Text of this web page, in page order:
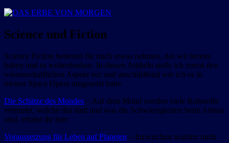
Science und Fiction
Science Fiction bedeutet für mich etwas nehmen, das wir bereits
haben und es weiterdenken. In diesen Artikeln stelle ich zuerst den
wissenschaftlichen Aspekt vor und anschließend wie ich es in
meiner Space Opera umgesetzt habe.
Die Schätze des Mondes – Auf dem Mond werden viele Rohstoffe
vermutet, welche das sind und was die Schwierigkeiten beim Abbau
sind, erfahrt ihr hier.
Voraussetzung für Leben auf Planeten – Inzwischen wurden mehr